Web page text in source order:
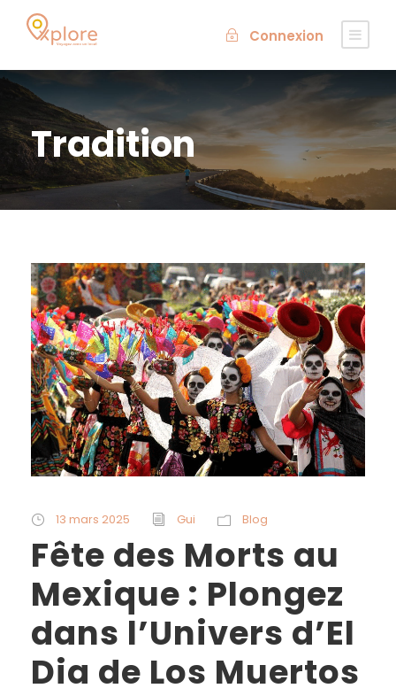
Connexion
Tradition
13 mars 2025 Gui Blog
Fête des Morts au
Mexique : Plongez
dans l’Univers d’El
Dia de Los Muertos